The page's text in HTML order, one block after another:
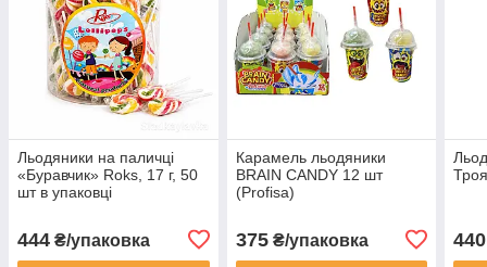
Льодяники на паличці
«Буравчик» Roks, 17 г, 50
шт в упаковці
444 ₴/упаковка
Карамель льодяники
BRAIN CANDY 12 шт
(Profisa)
375₴/упаковка 440